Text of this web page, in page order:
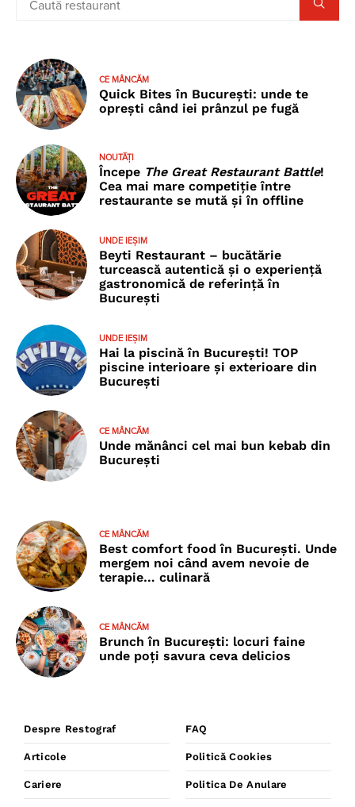
CE MÂNCĂM
Quick Bites în București: unde te
oprești când iei prânzul pe fugă
NOUTĂȚI
Începe The Great Restaurant Battle!
Cea mai mare competiție între
restaurante se mută și în offline
UNDE IEȘIM
Beyti Restaurant – bucătărie
turcească autentică și o experiență
gastronomică de referință în
București
UNDE IEȘIM
Hai la piscină în București! TOP
piscine interioare și exterioare din
București
CE MÂNCĂM
Unde mănânci cel mai bun kebab din
București
CE MÂNCĂM
Best comfort food în București. Unde
mergem noi când avem nevoie de
terapie… culinară
CE MÂNCĂM
Brunch în București: locuri faine
unde poţi savura ceva delicios
Despre Restograf
Articole
Cariere
FAQ
Politică Cookies
Politica De Anulare